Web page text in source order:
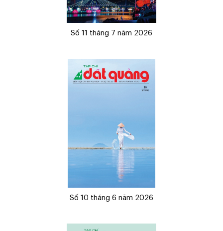
Số 11 tháng 7 năm 2026
Số 10 tháng 6 năm 2026